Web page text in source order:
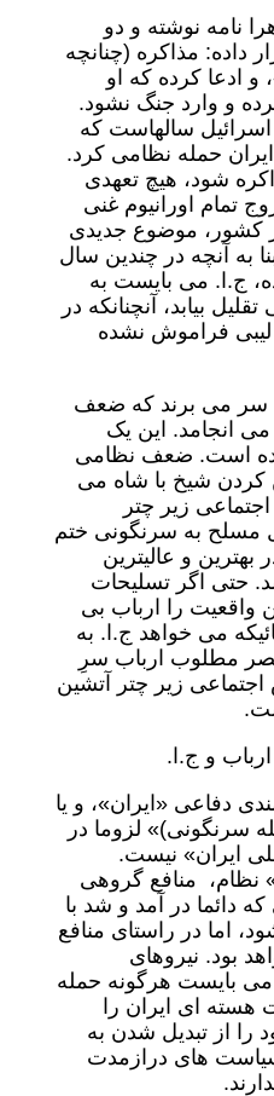
نامه نوشته و دو
داده: مذاکره (چنانچه
و ادعا کرده که او
و وارد جنگ نشود.
اسرائیل سالهاست که
حمله نظامی کرد.
شود، هیچ تعهدی
تمام اورانیوم غنی
بالای 20% از کشور، موضوع جدیدی
به آنچه در چندین سال
ج.ا. می بایست به
بیابد، آنچنانکه در
فراموش نشده
سر می برند که ضعف
انجامد. این یک
است. ضعف نظامی
کردن شیخ با شاه می
زیر چتر
مسلح به سرنگونی ختم
و عالیترین
حتی اگر تسلیحات
واقعیت را ارباب بی
می خواهد ج.ا. به
مطلوب ارباب سرِ
اجتماعی زیر چتر آتشین
و ج.ا.
دفاعی «ایران»، و یا
سرنگونی)» لزوما در
ایران» نیست.
نظام، منافع گروهی
دائما در آمد و شد با
اما در راستای منافع
بود. نیروهای
بایست هرگونه حمله
هسته ای ایران را
را از تبدیل شدن به
سیاست های درازمدت